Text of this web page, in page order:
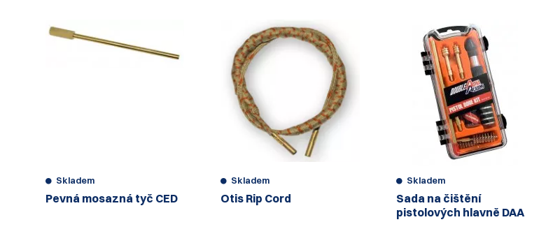
Skladem
Pevná mosazná tyč CED
Skladem
Otis Rip Cord
Skladem
Sada na čištění
pistolových hlavně DAA